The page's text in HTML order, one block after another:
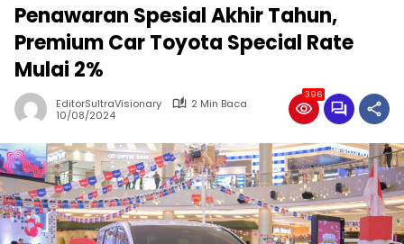
Penawaran Spesial Akhir Tahun,
Premium Car Toyota Special Rate
Mulai 2%
EditorSultraVisionary
2 Min Baca
10/08/2024
396